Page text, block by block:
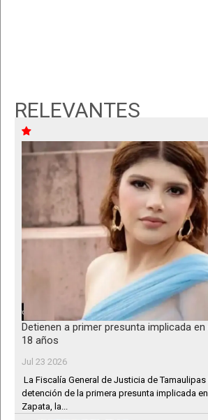
RELEVANTES
Detienen a primer presunta implicada
18 años
Jul 23 2026
La Fiscalía General de Justicia de
detención de la primera presunta implicada
Zapata, la...